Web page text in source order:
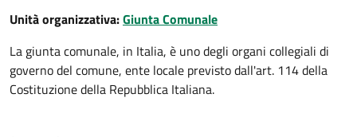
Unità organizzativa:Giunta Comunale
La giunta comunale, in Italia, è uno degli organi collegiali di
governo del comune, ente locale previsto dall'art. 114 della
Costituzione della Repubblica Italiana.